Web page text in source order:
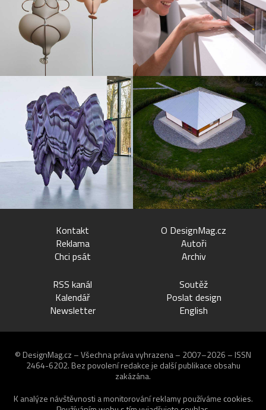
Kontakt
Reklama
Chci psát
O DesignMag.cz
Autoři
Archiv
RSS kanál
Kalendář
Newsletter
Soutěž
Poslat design
English
© DesignMag.cz – Všechna práva vyhrazena – 2007–2026 – ISSN
2464-6202. Bez povolení redakce je další publikace obsahu
zakázána.
K analýze návštěvnosti a monitorování reklamy používáme cookies.